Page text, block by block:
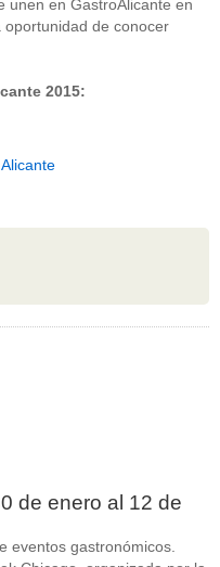
unen en GastroAlicante en
oportunidad de conocer
2015:
de enero al 12 de
eventos gastronómicos.